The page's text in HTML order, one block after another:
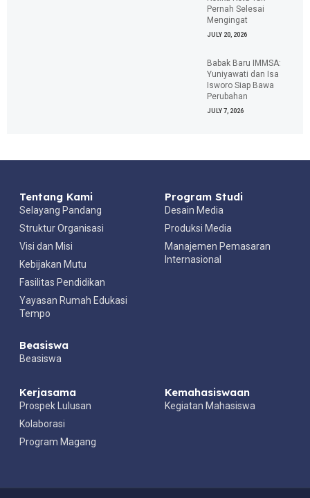
Pernah Selesai
Mengingat
JULY 20, 2026
Babak Baru IMMSA:
Yuniyawati dan Isa
Isworo Siap Bawa
Perubahan
JULY 7, 2026
Tentang Kami
Selayang Pandang
Struktur Organisasi
Visi dan Misi
Kebijakan Mutu
Fasilitas Pendidikan
Yayasan Rumah Edukasi
Tempo
Beasiswa
Beasiswa
Program Studi
Desain Media
Produksi Media
Manajemen Pemasaran
Internasional
Kerjasama
Prospek Lulusan
Kolaborasi
Program Magang
Kemahasiswaan
Kegiatan Mahasiswa